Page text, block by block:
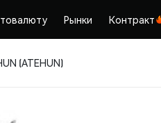
Рынки Контракт
(ATEHUN)